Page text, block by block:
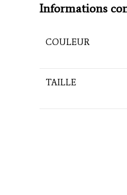
Informations
COULEUR
TAILLE